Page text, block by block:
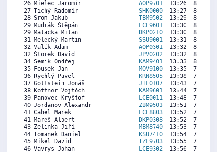
26 Mielec Jaromír AOP9701
13:26  8081
27 Tichý Radomír SHK0000
13:27  8069
28 Šrom Jakub TBM9502
13:29  8046
29 Mudrák Štěpán
LCE9601
13:30  8035
29 Malačka Milan
DKP0210
13:30  8035
31 Melecký Martin SSU9001
13:31  8024
32 Valík Adam AOP0301
13:32  8012
32 Štorek David JPV0202
13:32  8012
34 Semík Ondřej
KAM9401
13:33  8001
35 Fousek Jan MOV9100
13:35  7978
36 Rychlý Pavel
KRN8505
13:38  7944
37 Gottstein Jonáš JIL0107
13:43  7886
38 Kettner Vojtěch
KAM9601
13:44  7875
39 Panovec Kryštof
LCE0011
13:48  7829
40 Jordanov Alexandr ZBM9503
13:51  7795
41 Cahel Marek
LCE8803
13:52  7784
41 Mareš Albert
DKP0308
13:52  7784
43 Zelinka Jiří MBM8740
13:53  7772
44 Tomanek Daniel
KSU7410
13:54  7761
45 Mikel David TZL9703
13:55  7749
46 Vavrys Johan
LCE9302
13:56  7738